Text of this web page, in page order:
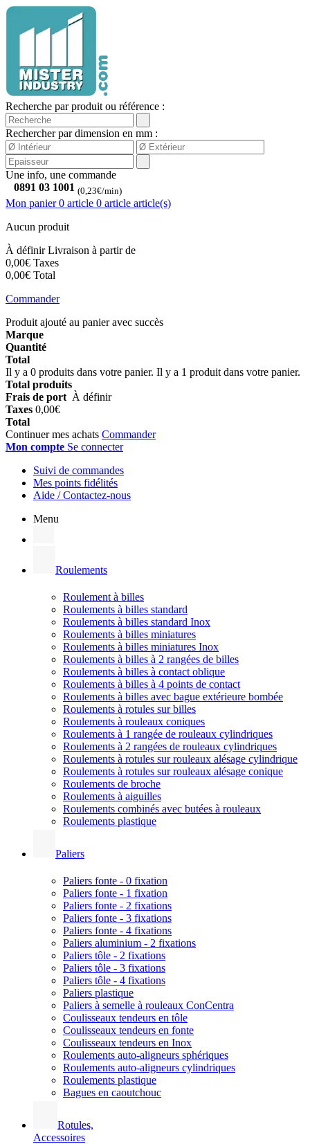
Recherche par produit ou référence :
Rechercher par dimension en mm :
Une info, une commande
0891 03 1001 (0,23€/min)
Mon panier 0 article 0 article article(s)
Aucun produit
À définirLivraison à partir de
0,00€ Taxes
0,00€ Total
Commander
Produit ajouté au panier avec succès
Marque
Quantité
Total
Il y a 0 produits dans votre panier. Il y a 1 produit dans votre panier.
Total produits
Frais de port À définir
Taxes 0,00€
Total
Continuer mes achats Commander
Mon compte Se connecter
Suivi de commandes
Mes points fidélités
Aide / Contactez-nous
Menu
Roulements
Roulement à billes
Roulements à billes standard
Roulements à billes standard Inox
Roulements à billes miniatures
Roulements à billes miniatures Inox
Roulements à billes à 2 rangées de billes
Roulements à billes à contact oblique
Roulements à billes à 4 points de contact
Roulements à billes avec bague extérieure bombée
Roulements à rotules sur billes
Roulements à rouleaux coniques
Roulements à 1 rangée de rouleaux cylindriques
Roulements à 2 rangées de rouleaux cylindriques
Roulements à rotules sur rouleaux alésage cylindrique
Roulements à rotules sur rouleaux alésage conique
Roulements de broche
Roulements à aiguilles
Roulements combinés avec butées à rouleaux
Roulements plastique
Paliers
Paliers fonte - 0 fixation
Paliers fonte - 1 fixation
Paliers fonte - 2 fixations
Paliers fonte - 3 fixations
Paliers fonte - 4 fixations
Paliers aluminium - 2 fixations
Paliers tôle - 2 fixations
Paliers tôle - 3 fixations
Paliers tôle - 4 fixations
Paliers plastique
Paliers à semelle à rouleaux ConCentra
Coulisseaux tendeurs en tôle
Coulisseaux tendeurs en fonte
Coulisseaux tendeurs en Inox
Roulements auto-aligneurs sphériques
Roulements auto-aligneurs cylindriques
Roulements plastique
Bagues en caoutchouc
Rotules,
Accessoires